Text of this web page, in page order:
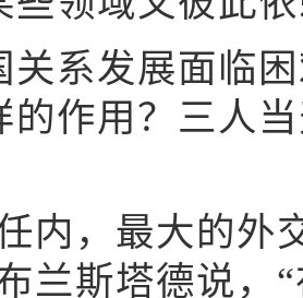
发展面临困
的作用？三人
，最大的外
兰斯塔德说，